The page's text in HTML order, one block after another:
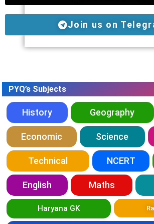
Join us on
PYQ’s Subjects
History Geography
Economic Science
Technical NCERT
English Maths
Haryana GK